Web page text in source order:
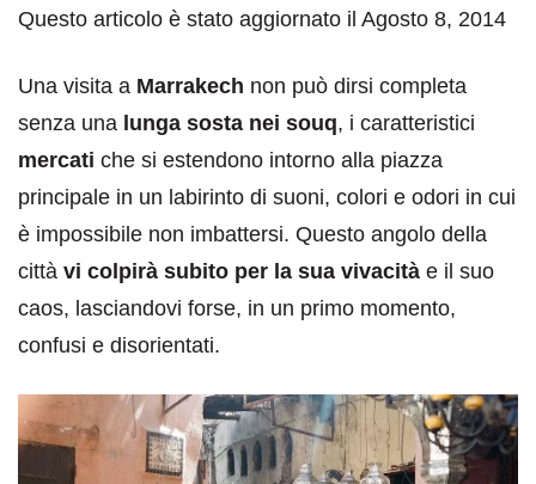
Questo articolo è stato aggiornato il Agosto 8, 2014
Una visita a Marrakech non può dirsi completa
senza una lunga sosta nei souq, i caratteristici
mercati che si estendono intorno alla piazza
principale in un labirinto di suoni, colori e odori in cui
è impossibile non imbattersi. Questo angolo della
città vi colpirà subito per la sua vivacità e il suo
caos, lasciandovi forse, in un primo momento,
confusi e disorientati.